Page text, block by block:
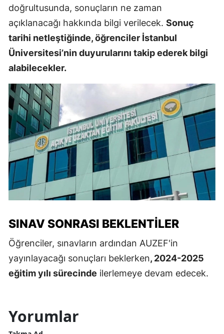
doğrultusunda, sonuçların ne zaman
açıklanacağı hakkında bilgi verilecek. Sonuç
tarihi netleştiğinde, öğrenciler İstanbul
Üniversitesi’nin duyurularını takip ederek bilgi
alabilecekler.
SINAV SONRASI BEKLENTILER
Öğrenciler, sınavların ardından AUZEF'in
yayınlayacağı sonuçları beklerken, 2024-2025
eğitim yılı sürecinde ilerlemeye devam edecek.
Yorumlar